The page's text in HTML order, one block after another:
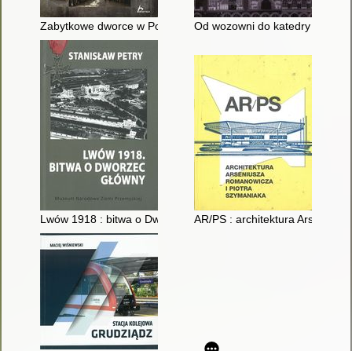
Zabytkowe dworce w Polsce Od wozowni do katedry : hala
Lwów 1918 : bitwa o Dworzec GłównyAR/PS : architektura